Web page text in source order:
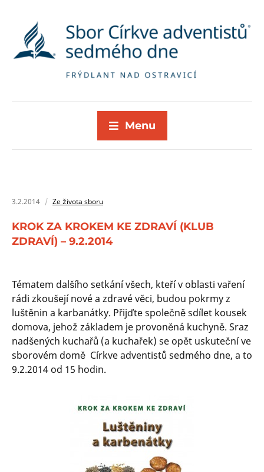
Menu
3.2.2014 Ze života sboru
KROK ZA KROKEM KE ZDRAVÍ (KLUB
ZDRAVÍ) – 9.2.2014
Tématem dalšího setkání všech, kteří v oblasti vaření
rádi zkoušejí nové a zdravé věci, budou pokrmy z
luštěnin a karbanátky. Přijďte společně sdílet kousek
domova, jehož základem je provoněná kuchyně. Sraz
nadšených kuchařů (a kuchařek) se opět uskuteční ve
sborovém domě Církve adventistů sedmého dne, a to
9.2.2014 od 15 hodin.